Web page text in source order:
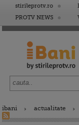
stirileprotv.ro
PROTV NEWS
ibani actualitate